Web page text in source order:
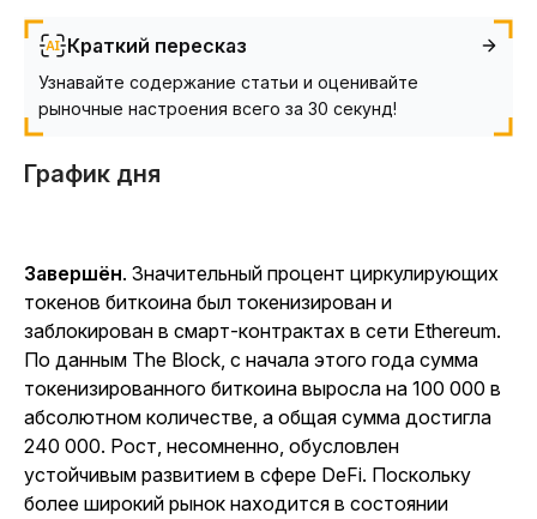
Краткий пересказ
Узнавайте содержание статьи и оценивайте
рыночные настроения всего за 30 секунд!
График дня
Завершён. Значительный процент циркулирующих
токенов биткоина был токенизирован и
заблокирован в смарт-контрактах в сети Ethereum.
По данным The Block, с начала этого года сумма
токенизированного биткоина выросла на 100 000 в
абсолютном количестве, а общая сумма достигла
240 000. Рост, несомненно, обусловлен
устойчивым развитием в сфере DeFi. Поскольку
более широкий рынок находится в состоянии